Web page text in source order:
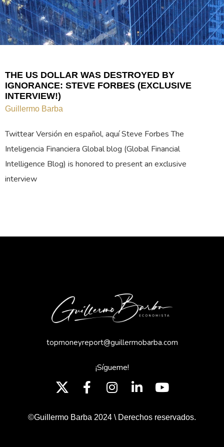
THE US DOLLAR WAS DESTROYED BY
IGNORANCE: STEVE FORBES (EXCLUSIVE
INTERVIEW!)
Guillermo Barba
Twittear Versión en español, aquí Steve Forbes The
Inteligencia Financiera Global blog (Global Financial
Intelligence Blog) is honored to present an exclusive
interview
topmoneyreport@guillermobarba.com
¡Sígueme!
©Guillermo Barba 2024 \ Derechos reservados.